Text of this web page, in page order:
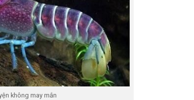
không may mắn